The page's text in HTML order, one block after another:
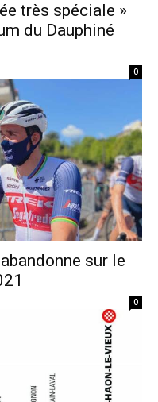
très spéciale »
du Dauphiné
0
sur le
0